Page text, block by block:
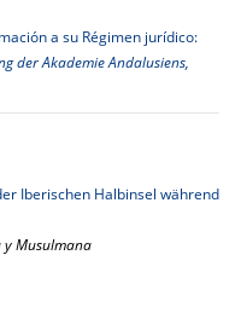
a su Régimen jurídico:
der Akademie Andalusiens,
Iberischen Halbinsel während
y Musulmana